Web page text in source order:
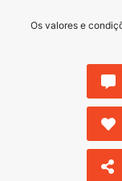
Os valores e